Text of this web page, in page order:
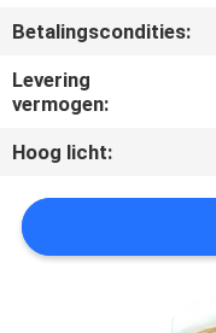
NIEUWS
VERZOEK
OM EEN
SITEMAP
Betalingscondities:
Levering
vermogen:
Hoog licht: